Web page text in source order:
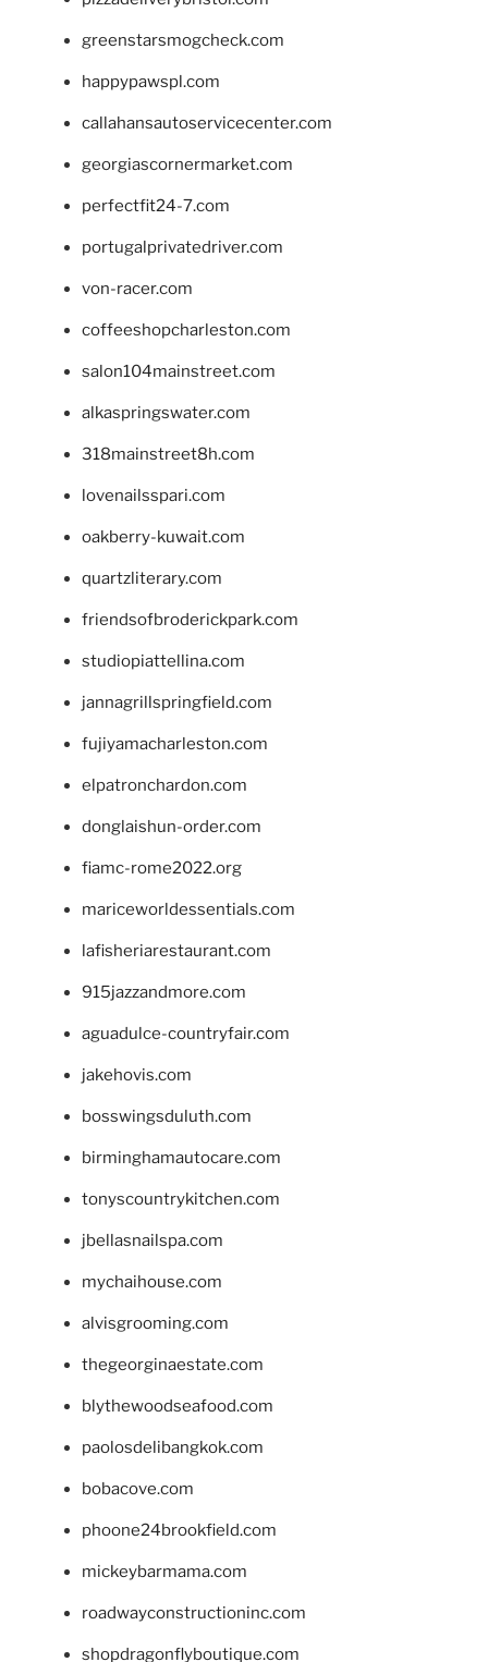
greenstarsmogcheck.com
happypawspl.com
callahansautoservicecenter.com
georgiascornermarket.com
perfectfit24-7.com
portugalprivatedriver.com
von-racer.com
coffeeshopcharleston.com
salon104mainstreet.com
alkaspringswater.com
318mainstreet8h.com
lovenailsspari.com
oakberry-kuwait.com
quartzliterary.com
friendsofbroderickpark.com
studiopiattellina.com
jannagrillspringfield.com
fujiyamacharleston.com
elpatronchardon.com
donglaishun-order.com
fiamc-rome2022.org
mariceworldessentials.com
lafisheriarestaurant.com
915jazzandmore.com
aguadulce-countryfair.com
jakehovis.com
bosswingsduluth.com
birminghamautocare.com
tonyscountrykitchen.com
jbellasnailspa.com
mychaihouse.com
alvisgrooming.com
thegeorginaestate.com
blythewoodseafood.com
paolosdelibangkok.com
bobacove.com
phoone24brookfield.com
mickeybarmama.com
roadwayconstructioninc.com
shopdragonflyboutique.com